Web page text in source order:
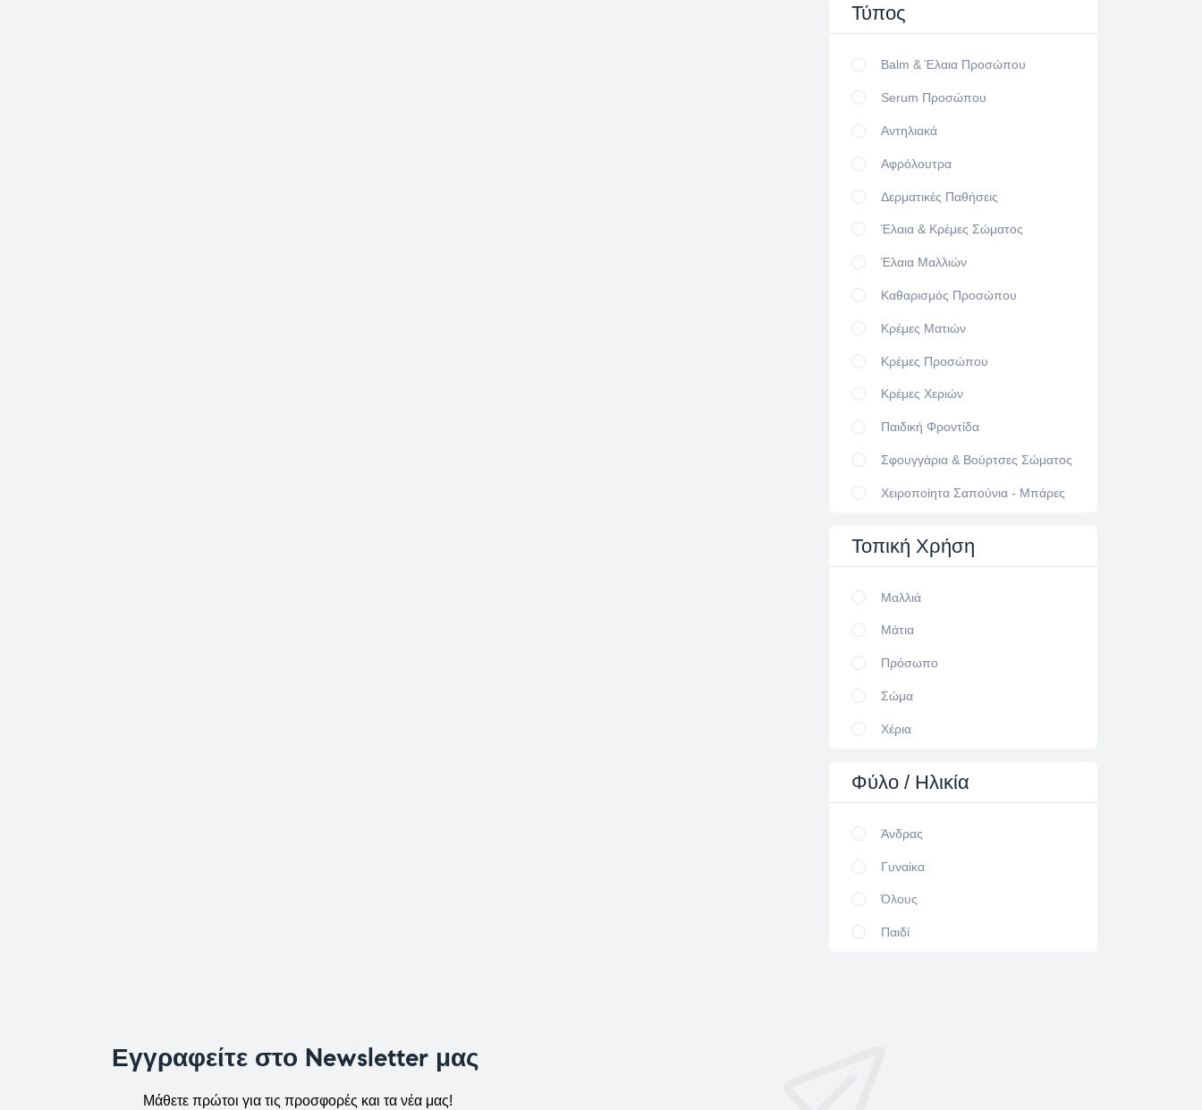
Τύπος
Balm & Έλαια Προσώπου
Serum Προσώπου
Αντηλιακά
Αφρόλουτρα
Δερματικές Παθήσεις
Έλαια & Κρέμες Σώματος
Έλαια Μαλλιών
Καθαρισμός Προσώπου
Κρέμες Ματιών
Κρέμες Προσώπου
Κρέμες Χεριών
Παιδική Φροντίδα
Σφουγγάρια & Βούρτσες Σώματος
Χειροποίητα Σαπούνια - Μπάρες
Τοπική Χρήση
Μαλλιά
Μάτια
Πρόσωπο
Σώμα
Χέρια
Φύλο / Ηλικία
Άνδρας
Γυναίκα
Όλους
Παιδί
Εγγραφείτε στο Newsletter μας
Μάθετε πρώτοι για τις προσφορές και τα νέα μας!